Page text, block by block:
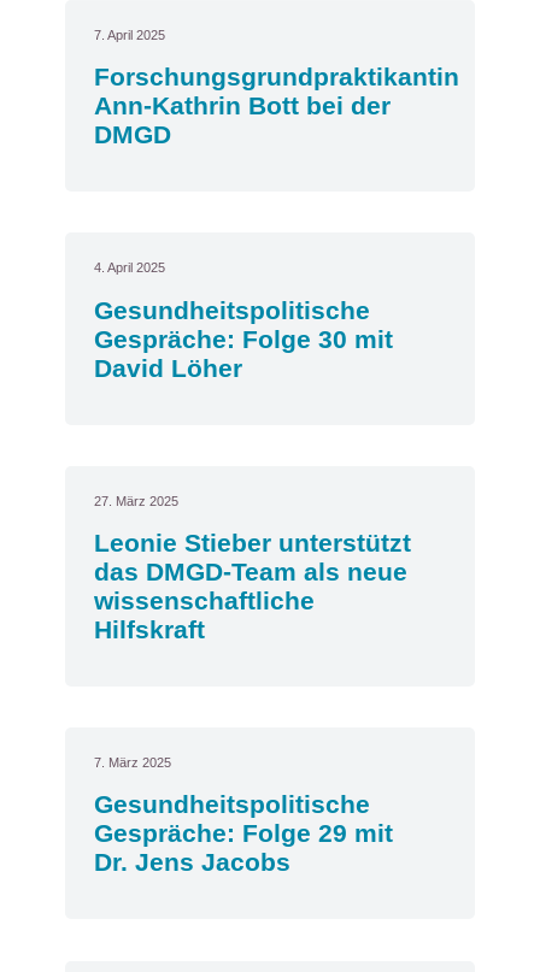
7. April 2025
Forschungsgrundpraktikantin
Ann-Kathrin Bott bei der
DMGD
4. April 2025
Gesundheitspolitische
Gespräche: Folge 30 mit
David Löher
27. März 2025
Leonie Stieber unterstützt
das DMGD-Team als neue
wissenschaftliche
Hilfskraft
7. März 2025
Gesundheitspolitische
Gespräche: Folge 29 mit
Dr. Jens Jacobs